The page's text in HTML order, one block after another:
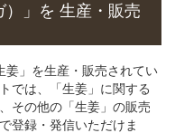
」 を 生産・販売
姜」を生産・販売されてい
では、「生姜」に関する
その他の「生姜」の販売
登録・発信いただけま